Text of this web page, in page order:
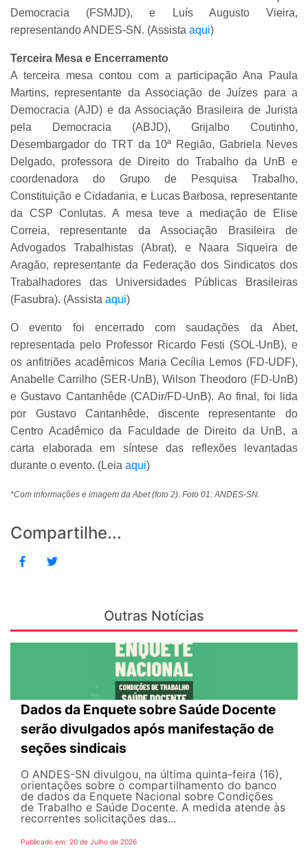
Democracia (FSMJD), e Luís Augusto Vieira,
representando ANDES-SN. (Assista aqui)
Terceira Mesa e Encerramento
A terceira mesa contou com a participação Ana Paula
Martins, representante da Associação de Juízes para a
Democracia (AJD) e da Associação Brasileira de Jurista
pela Democracia (ABJD), Grijalbo Coutinho,
Desembargador do TRT da 10ª Região, Gabriela Neves
Delgado, professora de Direito do Trabalho da UnB e
coordenadora do Grupo de Pesquisa Trabalho,
Constituição e Cidadania, e Lucas Barbosa, representante
da CSP Conlutas. A mesa teve a mediação de Elise
Correia, representante da Associação Brasileira de
Advogados Trabalhistas (Abrat), e Naara Siqueira de
Aragão, representante da Federação dos Sindicatos dos
Trabalhadores das Universidades Públicas Brasileiras
(Fasubra). (Assista aqui)
O evento foi encerrado com saudações da Abet,
representada pelo Professor Ricardo Festi (SOL-UnB), e
os anfitriões acadêmicos Maria Cecília Lemos (FD-UDF),
Anabelle Carrilho (SER-UnB), Wilson Theodoro (FD-UnB)
e Gustavo Cantanhêde (CADir/FD-UnB). Ao final, foi lida
por Gustavo Cantanhêde, discente representante do
Centro Acadêmico da Faculdade de Direito da UnB, a
carta elaborada em síntese das reflexões levantadas
durante o evento. (Leia aqui)
*Com informações e imagem da Abet (foto 2). Foto 01: ANDES-SN.
Compartilhe...
Outras Notícias
Dados da Enquete sobre Saúde Docente
serão divulgados após manifestação de
seções sindicais
O ANDES-SN divulgou, na última quinta-feira (16),
orientações sobre o compartilhamento do banco
de dados da Enquete Nacional sobre Condições
de Trabalho e Saúde Docente. A medida atende às
recorrentes solicitações das...
Publicado em: 20 de Julho de 2026